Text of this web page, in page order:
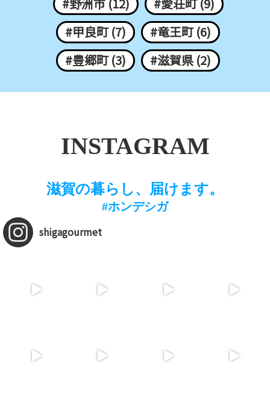
#甲良町 (7)
#竜王町 (6)
#豊郷町 (3)
#滋賀県 (2)
INSTAGRAM
滋賀の暮らし、届けます。
#ホンデシガ
shigagourmet